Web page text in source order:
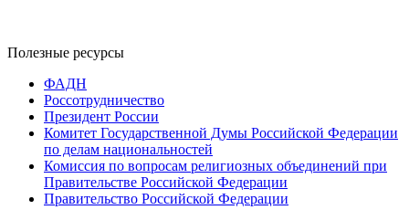
Полезные ресурсы
ФАДН
Россотрудничество
Президент России
Комитет Государственной Думы Российской Федерации
по делам национальностей
Комиссия по вопросам религиозных объединений при
Правительстве Российской Федерации
Правительство Российской Федерации